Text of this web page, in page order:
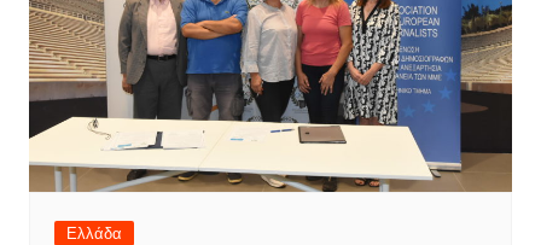
Ελλάδα